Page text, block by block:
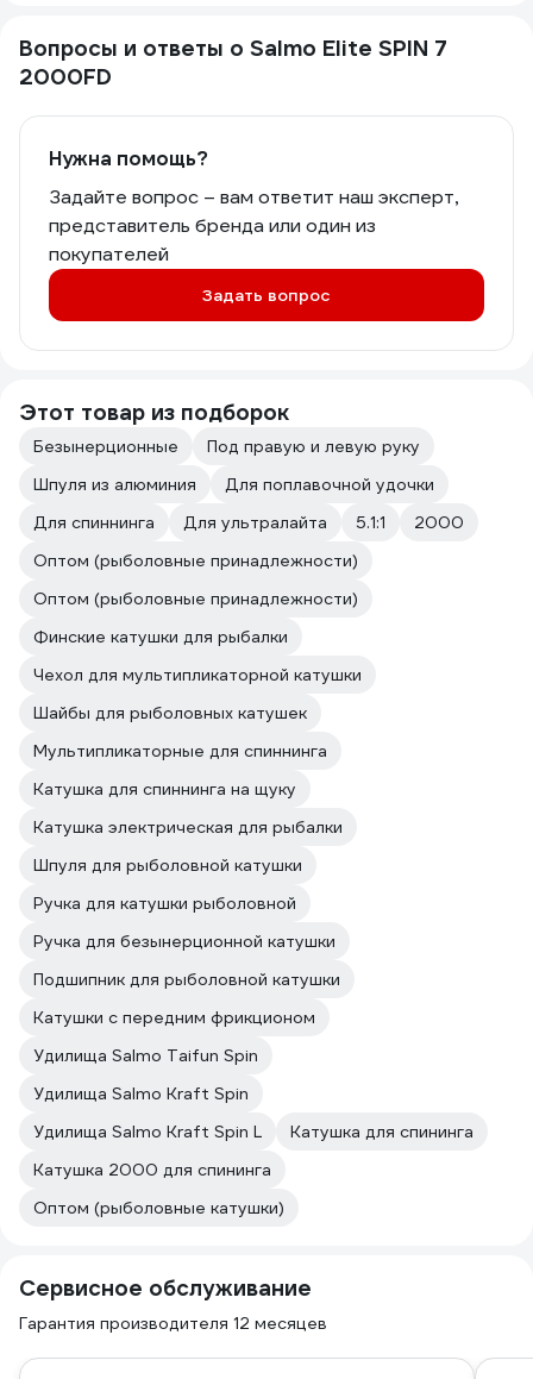
Вопросы и ответы о Salmo Elite SPIN 7
2000FD
Нужна помощь?
Задайте вопрос – вам ответит наш эксперт,
представитель бренда или один из
покупателей
Задать вопрос
Этот товар из подборок
Безынерционные
Под правую и левую руку
Шпуля из алюминия
Для поплавочной удочки
Для спиннинга
Для ультралайта 5.1:1
2000
Оптом (рыболовные принадлежности)
Оптом (рыболовные принадлежности)
Финские катушки для рыбалки
Чехол для мультипликаторной катушки
Шайбы для рыболовных катушек
Мультипликаторные для спиннинга
Катушка для спиннинга на щуку
Катушка электрическая для рыбалки
Шпуля для рыболовной катушки
Ручка для катушки рыболовной
Ручка для безынерционной катушки
Подшипник для рыболовной катушки
Катушки с передним фрикционом
Удилища Salmo Taifun Spin
Удилища Salmo Kraft Spin
Удилища Salmo Kraft Spin L
Катушка для спининга
Катушка 2000 для спининга
Оптом (рыболовные катушки)
Сервисное обслуживание
Гарантия производителя 12 месяцев